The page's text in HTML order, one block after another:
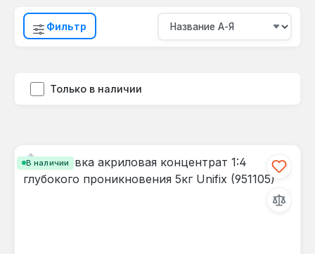
Фильтр
Только в наличии
В наличии